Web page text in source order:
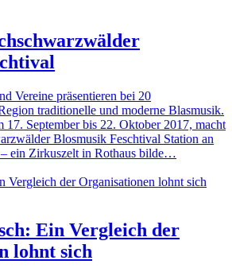
Vereine präsentieren bei 20
traditionelle und moderne Blasmusik.
17. September bis 22. Oktober 2017, macht
Blosmusik Feschtival Station an
ein Zirkuszelt in Rothaus bilde…
Ein Vergleich der
lohnt sich